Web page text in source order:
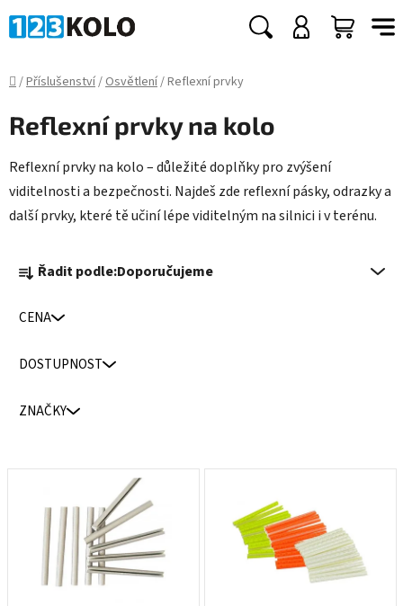
na
Hledat
Domů
/Příslušenství/Osvětlení/Reflexní prvky
Reflexní prvky na kolo
Reflexní prvky na kolo – důležité doplňky pro zvýšení
viditelnosti a bezpečnosti. Najdeš zde reflexní pásky, odrazky a
další prvky, které tě učiní lépe viditelným na silnici i v terénu.
a
e
n
d
Řadit podle:Doporučujeme
CENA
DOSTUPNOST
ZNAČKY